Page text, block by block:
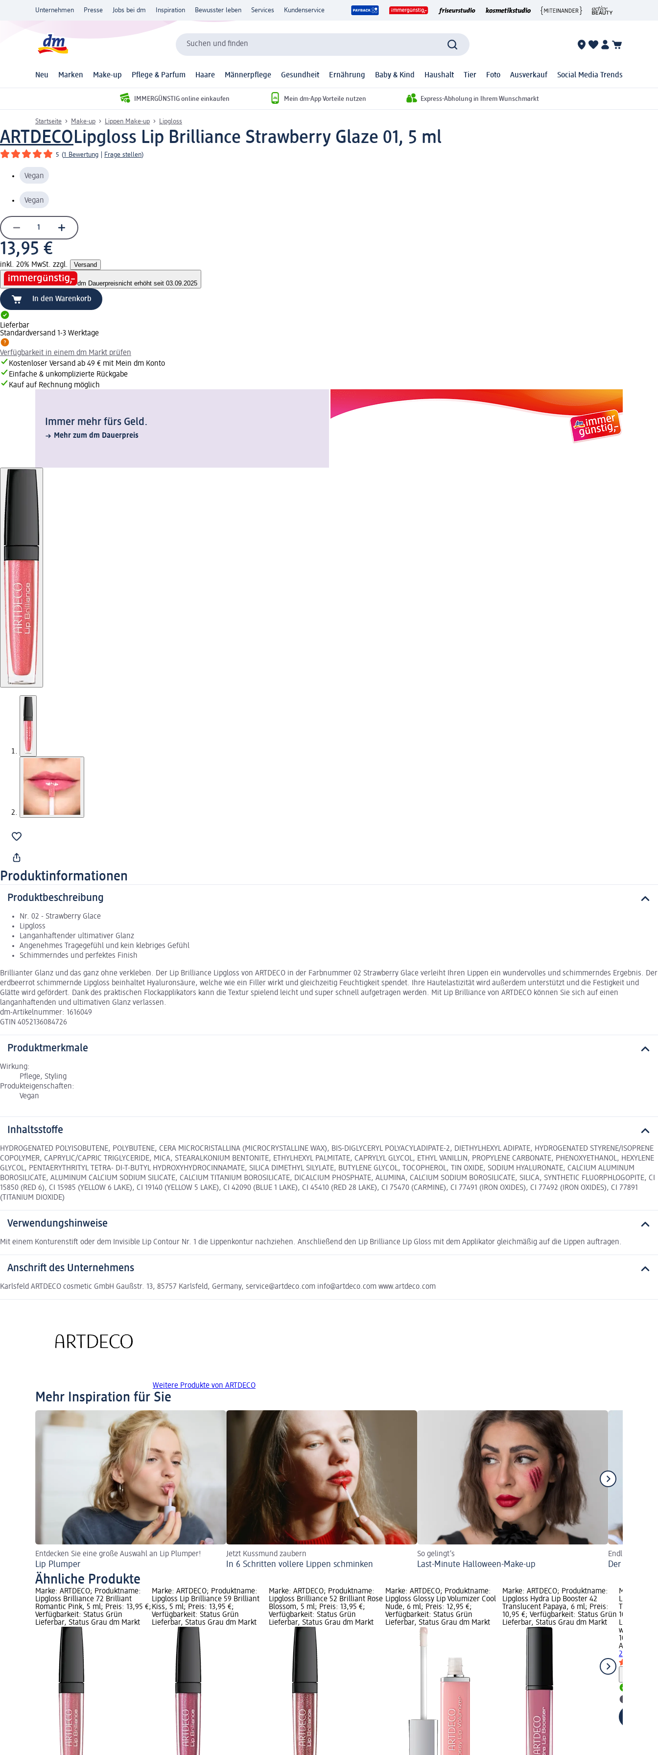
Unternehmen Presse Jobs bei dm Inspiration Bewusster leben Services Kundenservice
Suchen und finden
Neu Marken Make-up Pflege & Parfum Haare Männerpflege Gesundheit Ernährung Baby & Kind Haushalt Tier Foto Ausverkauf Social Media Trends
IMMERGÜNSTIG online einkaufen Mein dm-App Vorteile nutzen Express-Abholung in Ihrem Wunschmarkt
Startseite Make-up Lippen Make-up Lipgloss
ARTDECOLipgloss Lip Brilliance Strawberry Glaze 01, 5 ml
5 (1 Bewertung Frage stellen)
Vegan
Vegan
13,95 €
inkl. 20% MwSt. zzgl. Versand
dm Dauerpreisnicht erhöht seit 03.09.2025
In den Warenkorb
Lieferbar
Standardversand 1-3 Werktage
Verfügbarkeit in einem dm Markt prüfen
Kostenloser Versand ab 49 € mit Mein dm Konto
Einfache & unkomplizierte Rückgabe
Kauf auf Rechnung möglich
Immer mehr fürs Geld.
Mehr zum dm Dauerpreis
Produktinformationen
Produktbeschreibung
Nr. 02 - Strawberry Glace
Lipgloss
Langanhaftender ultimativer Glanz
Angenehmes Tragegefühl und kein klebriges Gefühl
Schimmerndes und perfektes Finish
Brillianter Glanz und das ganz ohne verkleben. Der Lip Brilliance Lipgloss von ARTDECO in der Farbnummer 02 Strawberry Glace verleiht Ihren Lippen ein wundervolles und schimmerndes Ergebnis. Der
erdbeerrot schimmernde Lipgloss beinhaltet Hyaluronsäure, welche wie ein Filler wirkt und gleichzeitig Feuchtigkeit spendet. Ihre Hautelastizität wird außerdem unterstützt und die Festigkeit und
Glätte wird gefördert. Dank des praktischen Flockapplikators kann die Textur spielend leicht und super schnell aufgetragen werden. Mit Lip Brilliance von ARTDECO können Sie sich auf einen
langanhaftenden und ultimativen Glanz verlassen.
dm-Artikelnummer: 1616049
GTIN 4052136084726
Produktmerkmale
Wirkung:
Pflege, Styling
Produkteigenschaften:
Vegan
Inhaltsstoffe
HYDROGENATED POLYISOBUTENE, POLYBUTENE, CERA MICROCRISTALLINA (MICROCRYSTALLINE WAX), BIS-DIGLYCERYL POLYACYLADIPATE-2, DIETHYLHEXYL ADIPATE, HYDROGENATED STYRENE/ISOPRENE
COPOLYMER, CAPRYLIC/CAPRIC TRIGLYCERIDE, MICA, STEARALKONIUM BENTONITE, ETHYLHEXYL PALMITATE, CAPRYLYL GLYCOL, ETHYL VANILLIN, PROPYLENE CARBONATE, PHENOXYETHANOL, HEXYLENE
GLYCOL, PENTAERYTHRITYL TETRA- DI-T-BUTYL HYDROXYHYDROCINNAMATE, SILICA DIMETHYL SILYLATE, BUTYLENE GLYCOL, TOCOPHEROL, TIN OXIDE, SODIUM HYALURONATE, CALCIUM ALUMINUM
BOROSILICATE, ALUMINUM CALCIUM SODIUM SILICATE, CALCIUM TITANIUM BOROSILICATE, DICALCIUM PHOSPHATE, ALUMINA, CALCIUM SODIUM BOROSILICATE, SILICA, SYNTHETIC FLUORPHLOGOPITE, CI
15850 (RED 6), CI 15985 (YELLOW 6 LAKE), CI 19140 (YELLOW 5 LAKE), CI 42090 (BLUE 1 LAKE), CI 45410 (RED 28 LAKE), CI 75470 (CARMINE), CI 77491 (IRON OXIDES), CI 77492 (IRON OXIDES), CI 77891
(TITANIUM DIOXIDE)
Verwendungshinweise
Mit einem Konturenstift oder dem Invisible Lip Contour Nr. 1 die Lippenkontur nachziehen. Anschließend den Lip Brilliance Lip Gloss mit dem Applikator gleichmäßig auf die Lippen auftragen.
Anschrift des Unternehmens
Karlsfeld ARTDECO cosmetic GmbH Gaußstr. 13, 85757 Karlsfeld, Germany, service@artdeco.com info@artdeco.com www.artdeco.com
Weitere Produkte von ARTDECO
Mehr Inspiration für Sie
Entdecken Sie eine große Auswahl an Lip Plumper!
Lip Plumper
Jetzt Kussmund zaubern
In 6 Schritten vollere Lippen schminken
So gelingt’s
Last-Minute Halloween-Make-up
Endlich dürfen
Der Lipgloss
Ähnliche Produkte
Marke: ARTDECO; Produktname:
Lipgloss Brilliance 72 Brilliant
Romantic Pink, 5 ml; Preis: 13,95 €;
Verfügbarkeit: Status Grün
Lieferbar, Status Grau dm Markt
Marke: ARTDECO; Produktname:
Lipgloss Lip Brilliance 59 Brilliant
Kiss, 5 ml; Preis: 13,95 €;
Verfügbarkeit: Status Grün
Lieferbar, Status Grau dm Markt
Marke: ARTDECO; Produktname:
Lipgloss Brilliance 52 Brilliant Rose
Blossom, 5 ml; Preis: 13,95 €;
Verfügbarkeit: Status Grün
Lieferbar, Status Grau dm Markt
Marke: ARTDECO; Produktname:
Lipgloss Glossy Lip Volumizer Cool
Nude, 6 ml; Preis: 12,95 €;
Verfügbarkeit: Status Grün
Lieferbar, Status Grau dm Markt
Marke: ARTDECO; Produktname:
Lipgloss Hydra Lip Booster 42
Translucent Papaya, 6 ml; Preis:
10,95 €; Verfügbarkeit: Status Grün
Lieferbar, Status Grau dm Markt
Marke:
Lipgloss
10,95 €;
Lieferbar,
wählen
10,95 €
ARTDECO
28